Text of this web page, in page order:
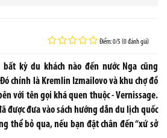
Điểm: 0/5 (0 đánh giá)
bất kỳ du khách nào đến nước Nga cũng
chính là Kremlin Izmailovo và khu chợ đồ
với tên gọi khá quen thuộc - Vernissage.
được đưa vào sách hướng dẫn du lịch quốc
thể bỏ qua, nếu bạn đặt chân đến “xứ sở